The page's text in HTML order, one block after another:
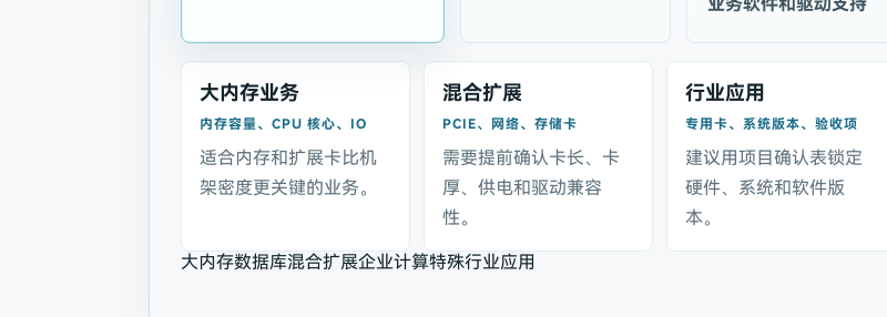
大内存业务
内存容量、CPU 核心、IO
适合内存和扩展卡比机
架密度更关键的业务。
混合扩展
PCIE、网络、存储卡
需要提前确认卡长、卡
厚、供电和驱动兼容
性。
行业应用
专用卡、系统版本、验收项
建议用项目确认表锁定
硬件、系统和软件版
本。
大内存数据库混合扩展企业计算特殊行业应用